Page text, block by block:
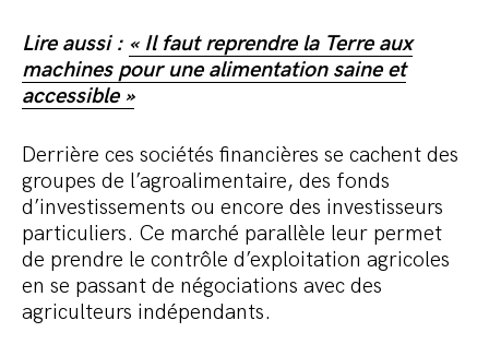
Lire aussi : « Il faut reprendre la Terre aux
machines pour une alimentation saine et
accessible »
Derrière ces sociétés financières se cachent des
groupes de l’agroalimentaire, des fonds
d’investissements ou encore des investisseurs
particuliers. Ce marché parallèle leur permet
de prendre le contrôle d’exploitation agricoles
en se passant de négociations avec des
agriculteurs indépendants.